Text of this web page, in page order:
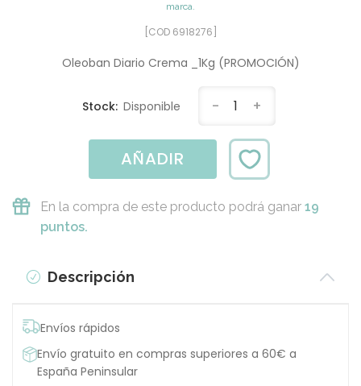
marca.
[COD 6918276]
Oleoban Diario Crema _1Kg (PROMOCIÓN)
Stock: Disponible - 1 +
AÑADIR
En la compra de este producto podrá ganar 19
puntos.
Descripción
Envíos rápidos
Envío gratuito en compras superiores a 60€ a
España Peninsular